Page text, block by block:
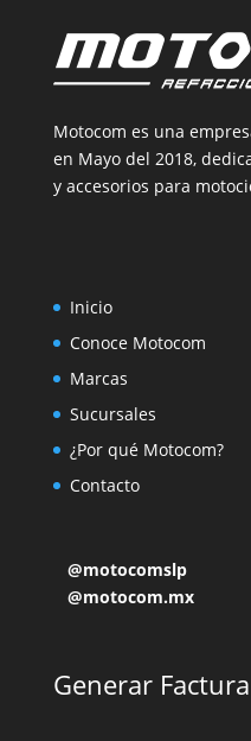
Motocom es una
en Mayo del 2018,
y accesorios para
Inicio
Conoce Motocom
Marcas
Sucursales
¿Por qué Motocom?
Contacto
@motocomslp
@motocom.mx
Generar Factura